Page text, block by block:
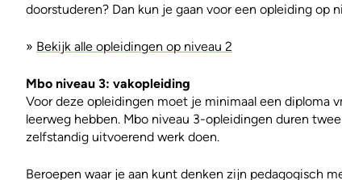
doorstuderen? Dan kun je gaan voor een opleiding op
» Bekijk alle opleidingen op niveau 2
Mbo niveau 3: vakopleiding
Voor deze opleidingen moet je minimaal een diploma
leerweg hebben. Mbo niveau 3-opleidingen duren
zelfstandig uitvoerend werk doen.
Beroepen waar je aan kunt denken zijn pedagogisch